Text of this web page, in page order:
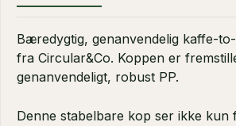
Bæredygtig, genanvendelig kaffe-
fra Circular&Co. Koppen er
genanvendeligt, robust PP.
Denne stabelbare kop ser ikke kun